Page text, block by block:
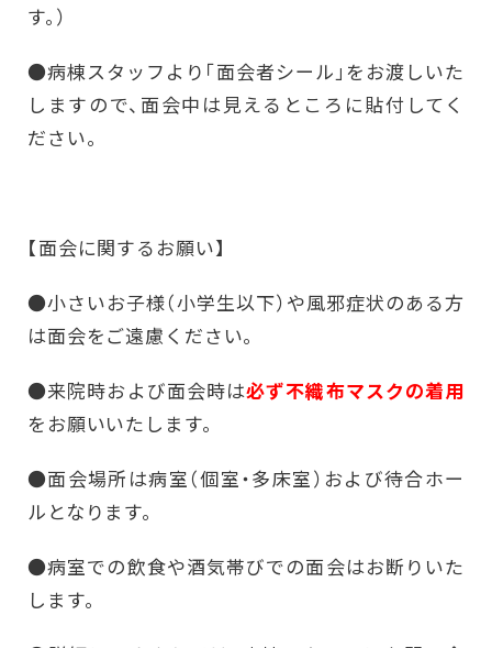
す。）
●病棟スタッフより「面会者シール」をお渡しいた
しますので、面会中は見えるところに貼付してく
ださい。
【面会に関するお願い】
●小さいお子様（小学生以下）や風邪症状のある方
は面会をご遠慮ください。
●来院時および面会時は必ず不織布マスクの着用
をお願いいたします。
●面会場所は病室（個室・多床室）および待合ホー
ルとなります。
●病室での飲食や酒気帯びでの面会はお断りいた
します。